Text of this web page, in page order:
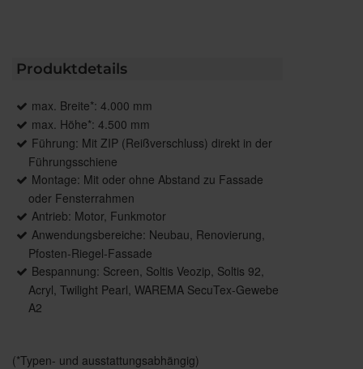
Produktdetails
max. Breite*: 4.000 mm
max. Höhe*: 4.500 mm
Führung: Mit ZIP (Reißverschluss) direkt in der
Führungsschiene
Montage: Mit oder ohne Abstand zu Fassade
oder Fensterrahmen
Antrieb: Motor, Funkmotor
Anwendungsbereiche: Neubau, Renovierung,
Pfosten-Riegel-Fassade
Bespannung: Screen, Soltis Veozip, Soltis 92,
Acryl, Twilight Pearl, WAREMA SecuTex-Gewebe
A2
(*Typen- und ausstattungsabhängig)